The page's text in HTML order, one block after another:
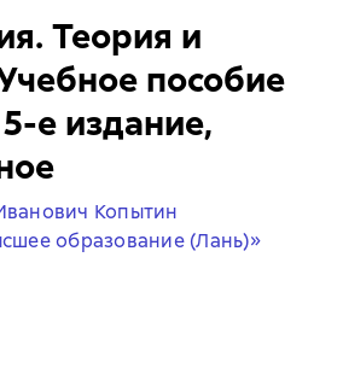
Теория и
пособие
е издание,
Копытин
образование (Лань)»